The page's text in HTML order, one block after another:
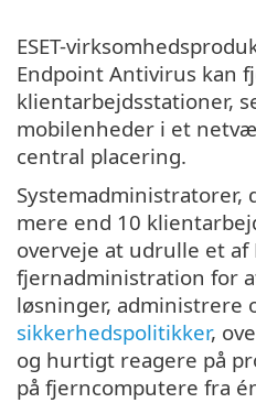
ESET-
Endpoint Antivirus kan
klientarbejdsstationer,
mobilenheder i et
central placering.
Systemadministratorer,
mere end 10
overveje at udrulle et af
fjernadministration for
løsninger, administrere
sikkerhedspolitikker,
og hurtigt reagere på
på fjerncomputere fra